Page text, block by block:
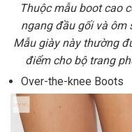
Thuộc mẫu boot cao
ngang đầu gối và ôm
Mẫu giày này thường
điểm cho bộ trang
Over-the-knee Boots